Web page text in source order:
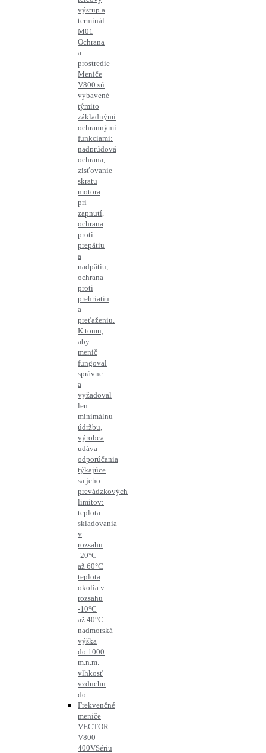
výstup a
terminál
M01
Ochrana
a
prostredie
Meniče
V800 sú
vybavené
týmito
základnými
ochrannými
funkciami:
nadprúdová
ochrana,
zisťovanie
skratu
motora
pri
zapnutí,
ochrana
proti
prepätiu
a
nadpätiu,
ochrana
proti
prehriatiu
a
preťaženiu.
K tomu,
aby
menič
fungoval
správne
a
vyžadoval
len
minimálnu
údržbu,
výrobca
udáva
odporúčania
týkajúce
sa jeho
prevádzkových
limitov:
teplota
skladovania
v
rozsahu
-20°C
až 60°C
teplota
okolia v
rozsahu
-10°C
až 40°C
nadmorská
výška
do 1000
m.n.m.
vlhkosť
vzduchu
do…
Frekvenčné
meniče
VECTOR
V800 –
400VSériu